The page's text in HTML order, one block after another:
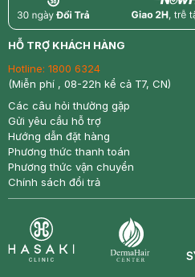
return nowfree
HỖ TRỢ KHÁCH HÀNG
Hotline: 1800 6324
(Miễn phí , 08-22h kể cả T7, CN)
Các câu hỏi thường gặp
Gửi yêu cầu hỗ trợ
Hướng dẫn đặt hàng
Phương thức thanh toán
Phương thức vận chuyển
Chính sách đổi trả